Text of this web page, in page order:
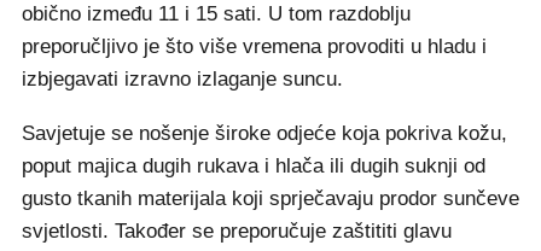
obično između 11 i 15 sati. U tom razdoblju
preporučljivo je što više vremena provoditi u hladu i
izbjegavati izravno izlaganje suncu.
Savjetuje se nošenje široke odjeće koja pokriva kožu,
poput majica dugih rukava i hlača ili dugih suknji od
gusto tkanih materijala koji sprječavaju prodor sunčeve
svjetlosti. Također se preporučuje zaštititi glavu